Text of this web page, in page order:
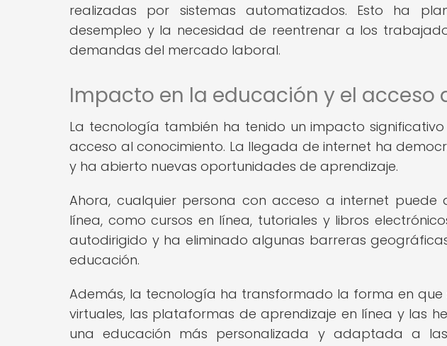
realizadas por sistemas automatizados. Esto ha
desempleo y la necesidad de reentrenar a los
demandas del mercado laboral.
Impacto en la educación y el acceso
La tecnología también ha tenido un impacto
acceso al conocimiento. La llegada de internet ha
y ha abierto nuevas oportunidades de aprendizaje.
Ahora, cualquier persona con acceso a internet puede
línea, como cursos en línea, tutoriales y libros
autodirigido y ha eliminado algunas barreras
educación.
Además, la tecnología ha transformado la forma en que
virtuales, las plataformas de aprendizaje en línea y las
una educación más personalizada y adaptada a